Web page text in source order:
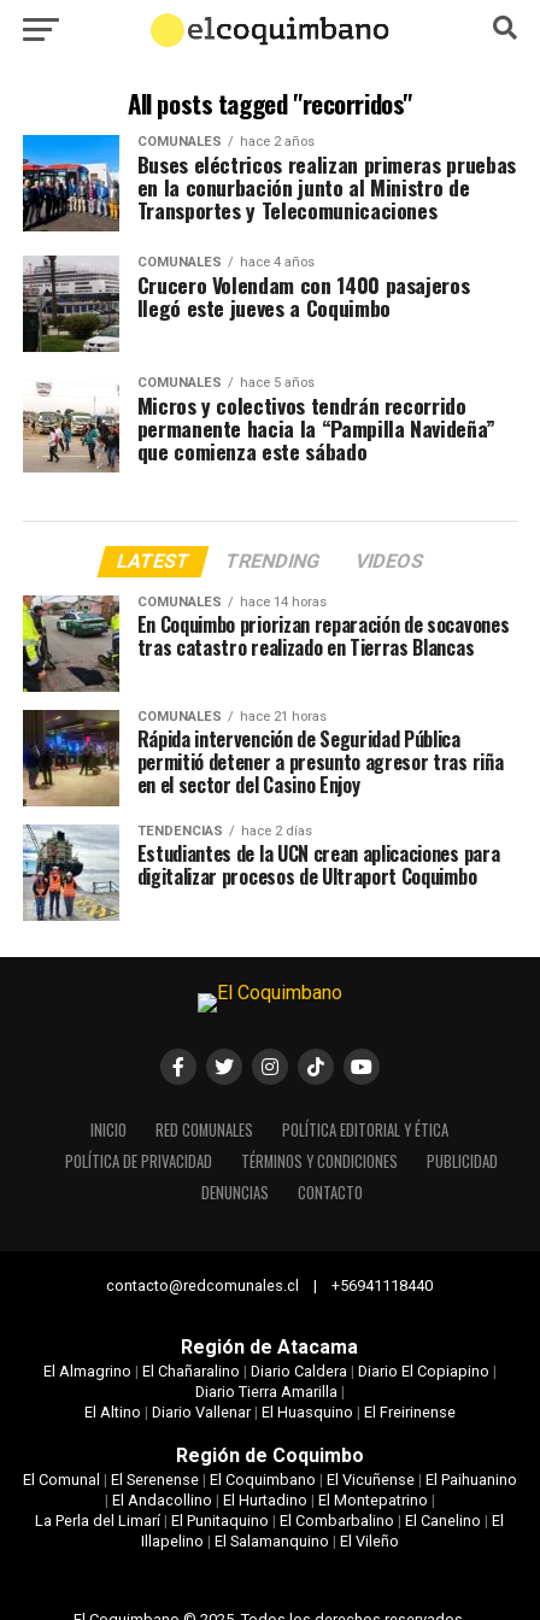
All posts tagged "recorridos"
COMUNALES hace 2 años
Buses eléctricos realizan primeras pruebas
en la conurbación junto al Ministro de
Transportes y Telecomunicaciones
COMUNALES hace 4 años
Crucero Volendam con 1400 pasajeros
llegó este jueves a Coquimbo
COMUNALES hace 5 años
Micros y colectivos tendrán recorrido
permanente hacia la “Pampilla Navideña”
que comienza este sábado
LATEST TRENDING VIDEOS
COMUNALES hace 14 horas
En Coquimbo priorizan reparación de socavones
tras catastro realizado en Tierras Blancas
COMUNALES hace 21 horas
Rápida intervención de Seguridad Pública
permitió detener a presunto agresor tras riña
en el sector del Casino Enjoy
TENDENCIAS hace 2 días
Estudiantes de la UCN crean aplicaciones para
digitalizar procesos de Ultraport Coquimbo
INICIO RED COMUNALES
POLÍTICA EDITORIAL Y ÉTICA
POLÍTICA DE PRIVACIDAD
TÉRMINOS Y CONDICIONES
PUBLICIDAD
DENUNCIAS
CONTACTO
contacto@redcomunales.cl | +56941118440
Región de Atacama
El Almagrino | El Chañaralino | Diario Caldera| Diario El Copiapino |
Diario Tierra Amarilla|
El Altino | Diario Vallenar| El Huasquino | El Freirinense
Región de Coquimbo
El Comunal | El Serenense| El Coquimbano | El Vicuñense| El Paihuanino
| El Andacollino | El Hurtadino | El Montepatrino |
La Perla del Limarí|El Punitaquino |El Combarbalino |El Canelino |El
Illapelino | El Salamanquino | El Vileño